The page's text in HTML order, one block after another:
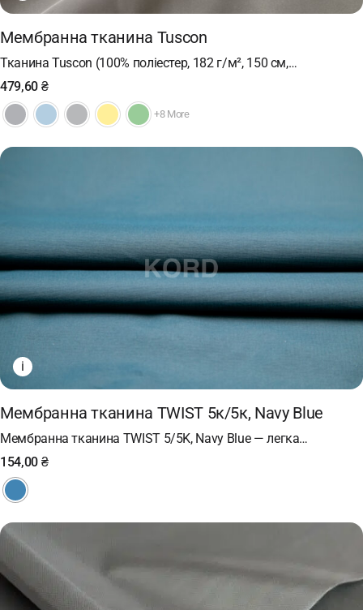
Мембранна тканина Tuscon
Тканина Tuscon (100% поліестер, 182 г/м², 150 см,…
479,60 ₴
+8 More
i
Мембранна тканина TWIST 5к/5к, Navy Blue
Мембранна тканина TWIST 5/5K, Navy Blue — легка…
154,00 ₴